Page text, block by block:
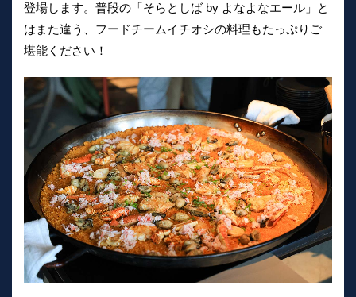
登場します。普段の「そらとしば by よなよなエール」と
はまた違う、フードチームイチオシの料理もたっぷりご
堪能ください！